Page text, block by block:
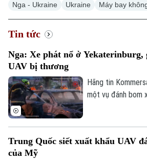
Nga - Ukraine Ukraine Máy bay
Tin tức
Nga: Xe phát nổ ở Yekaterinburg,
UAV bị thương
Hãng tin
một vụ đánh bom
tài xế thiệt mạng.
Trung Quốc siết xuất khẩu UAV
của Mỹ